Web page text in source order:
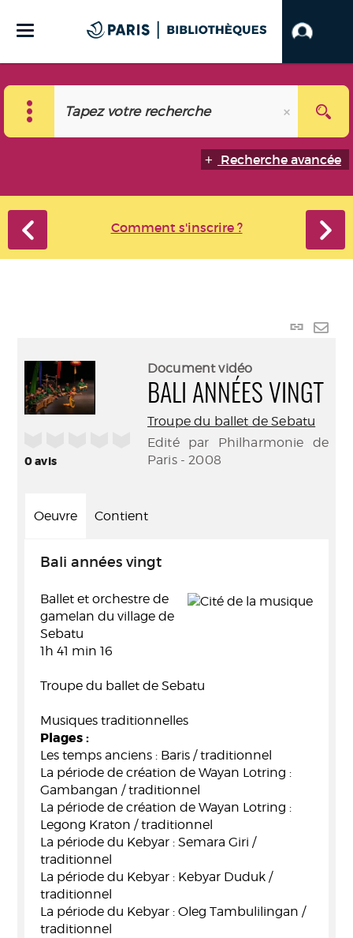
Recherche avancée
Comment s'inscrire ?
Lien
mail
0avis
Document vidéo
BALI ANNÉES VINGT
Troupe du ballet de Sebatu
Edité par Philharmonie de
Paris - 2008
Oeuvre Contient
Bali années vingt
Ballet et orchestre de
gamelan du village de
Sebatu
1h 41 min 16
Troupe du ballet de Sebatu
Musiques traditionnelles
Plages :
Les temps anciens : Baris / traditionnel
La période de création de Wayan Lotring :
Gambangan / traditionnel
La période de création de Wayan Lotring :
Legong Kraton / traditionnel
La période du Kebyar : Semara Giri /
traditionnel
La période du Kebyar : Kebyar Duduk /
traditionnel
La période du Kebyar : Oleg Tambulilingan /
traditionnel